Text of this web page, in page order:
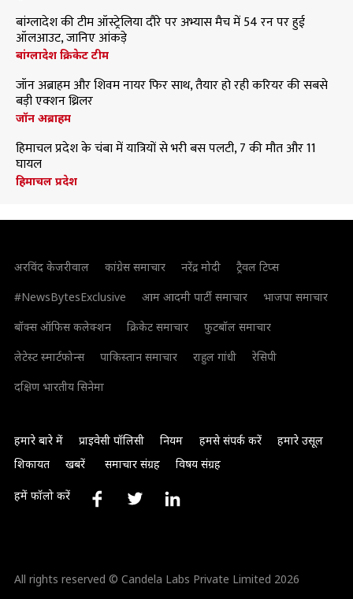
बांग्लादेश की टीम ऑस्ट्रेलिया दौरे पर अभ्यास मैच में 54 रन पर हुई
ऑलआउट, जानिए आंकड़े
बांग्लादेश क्रिकेट टीम
जॉन अब्राहम और शिवम नायर फिर साथ, तैयार हो रही करियर की सबसे
बड़ी एक्शन थ्रिलर
जॉन अब्राहम
हिमाचल प्रदेश के चंबा में यात्रियों से भरी बस पलटी, 7 की मौत और 11
घायल
हिमाचल प्रदेश
अरविंद केजरीवाल कांग्रेस समाचार नरेंद्र मोदी
ट्रैवल टिप्स
#NewsBytesExclusive
आम आदमी पार्टी समाचार
भाजपा समाचार
बॉक्स ऑफिस कलेक्शन
क्रिकेट समाचार
फुटबॉल समाचार
लेटेस्ट स्मार्टफोन्स
पाकिस्तान समाचार राहुल गांधी
रेसिपी
दक्षिण भारतीय सिनेमा
हमारे बारे में प्राइवेसी पॉलिसी नियम हमसे संपर्क करें
हमारे उसूल
शिकायत
खबरें समाचार संग्रह विषय संग्रह
हमें फॉलो करें
All rights reserved © Candela Labs Private Limited 2026